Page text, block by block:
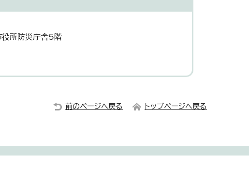
所防災庁舎5階
前のページへ戻る トップページへ戻る